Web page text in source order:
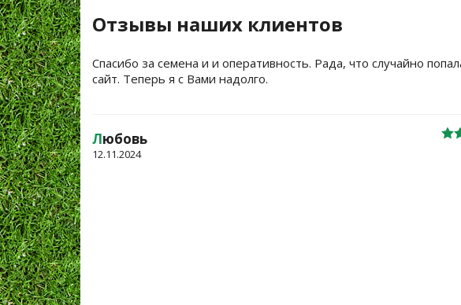
Отзывы наших клиентов
Спасибо за семена и и оперативность. Рада, что случайно
сайт. Теперь я с Вами надолго.
Любовь
12.11.2024